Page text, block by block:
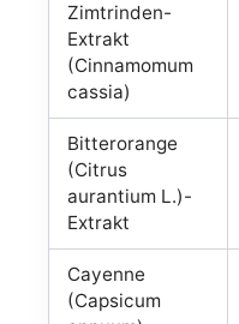
Zimtrinden-
Extrakt
(Cinnamomum
cassia)
Bitterorange
(Citrus
aurantium L.)-
Extrakt
Cayenne
(Capsicum